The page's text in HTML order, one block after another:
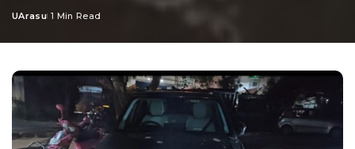
Posted
UArasu 1 Min Read